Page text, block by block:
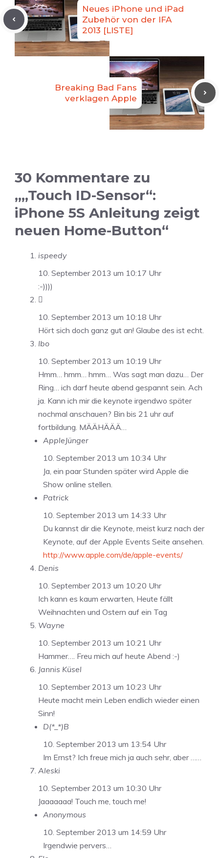
Neues iPhone und iPad
Zubehör von der IFA
2013 [LISTE]
Breaking Bad Fans
verklagen Apple
30 Kommentare zu
„„Touch ID-Sensor“:
iPhone 5S Anleitung zeigt
neuen Home-Button“
ispeedy
10. September 2013 um 10:17 Uhr
:-))))

10. September 2013 um 10:18 Uhr
Hört sich doch ganz gut an! Glaube des ist echt.
Ibo
10. September 2013 um 10:19 Uhr
Hmm… hmm… hmm… Was sagt man dazu… Der
Ring… ich darf heute abend gespannt sein. Ach
ja. Kann ich mir die keynote irgendwo später
nochmal anschauen? Bin bis 21 uhr auf
fortbildung. MÄÄHÄÄÄ…
AppleJünger
10. September 2013 um 10:34 Uhr
Ja, ein paar Stunden später wird Apple die
Show online stellen.
Patrick
10. September 2013 um 14:33 Uhr
Du kannst dir die Keynote, meist kurz nach der
Keynote, auf der Apple Events Seite ansehen.
http://www.apple.com/de/apple-events/
Denis
10. September 2013 um 10:20 Uhr
Ich kann es kaum erwarten, Heute fällt
Weihnachten und Ostern auf ein Tag
Wayne
10. September 2013 um 10:21 Uhr
Hammer…. Freu mich auf heute Abend :-)
Jannis Küsel
10. September 2013 um 10:23 Uhr
Heute macht mein Leben endlich wieder einen
Sinn!
D(*_*)B
10. September 2013 um 13:54 Uhr
Im Ernst? Ich freue mich ja auch sehr, aber ……
Aleski
10. September 2013 um 10:30 Uhr
Jaaaaaaa! Touch me, touch me!
Anonymous
10. September 2013 um 14:59 Uhr
Irgendwie pervers…